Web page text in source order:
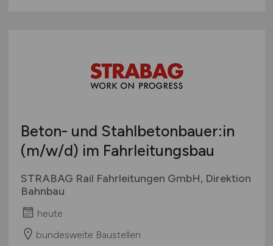
Beton- und Stahlbetonbauer:in
(m/w/d) im Fahrleitungsbau
STRABAG Rail Fahrleitungen GmbH, Direktion
Bahnbau
heute
bundesweite Baustellen